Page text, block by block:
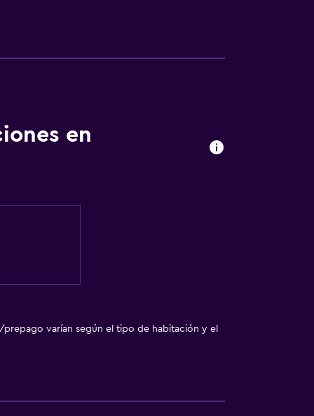
en
varían según el tipo de habitación y el